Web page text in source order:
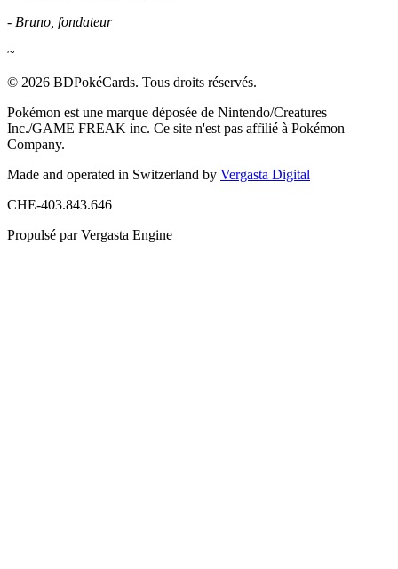
- Bruno, fondateur
~
© 2026 BDPokéCards. Tous droits réservés.
Pokémon est une marque déposée de Nintendo/Creatures
Inc./GAME FREAK inc. Ce site n'est pas affilié à Pokémon
Company.
Made and operated in Switzerland by Vergasta Digital
CHE-403.843.646
Propulsé par Vergasta Engine